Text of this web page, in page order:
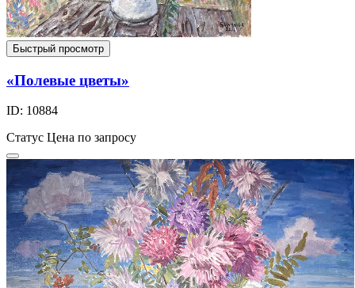
Быстрый просмотр
«Полевые цветы»
ID: 10884
Статус Цена по запросу